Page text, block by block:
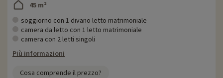
45 m²
soggiorno con 1 divano letto matrimoniale
camera da letto con 1 letto matrimoniale
camera con 2 letti singoli
Più informazioni
Cosa comprende il prezzo?